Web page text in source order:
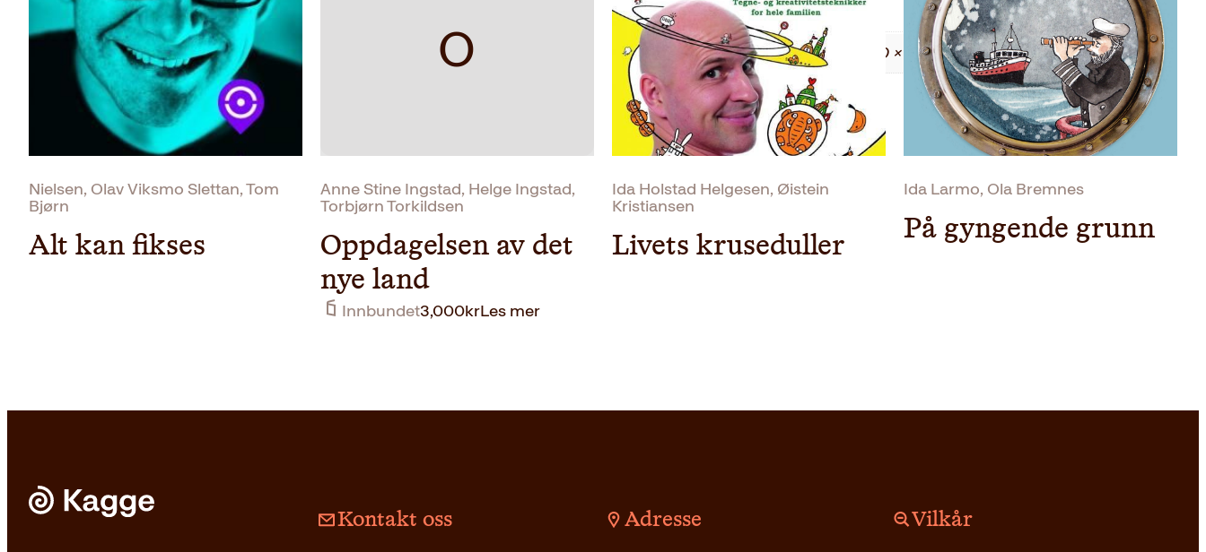
Vekt 1.06 kg
Dimensjoner 2.30 × 21.90 × 26.70 cm
Nielsen, Olav Viksmo Slettan, Tom
Bjørn
Alt kan fikses
O
Anne Stine Ingstad, Helge Ingstad,
Torbjørn Torkildsen
Oppdagelsen av det
nye land
Innbundet3,000krLes mer
Ida Holstad Helgesen, Øistein
Kristiansen
Livets kruseduller
Ida Larmo, Ola Bremnes
På gyngende grunn
Kontakt oss Adresse Vilkår